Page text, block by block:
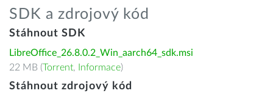
SDK a zdrojový kód
Stáhnout SDK
LibreOffice_26.8.0.2_Win_aarch64_sdk.msi
22 MB (Torrent, Informace)
Stáhnout zdrojový kód